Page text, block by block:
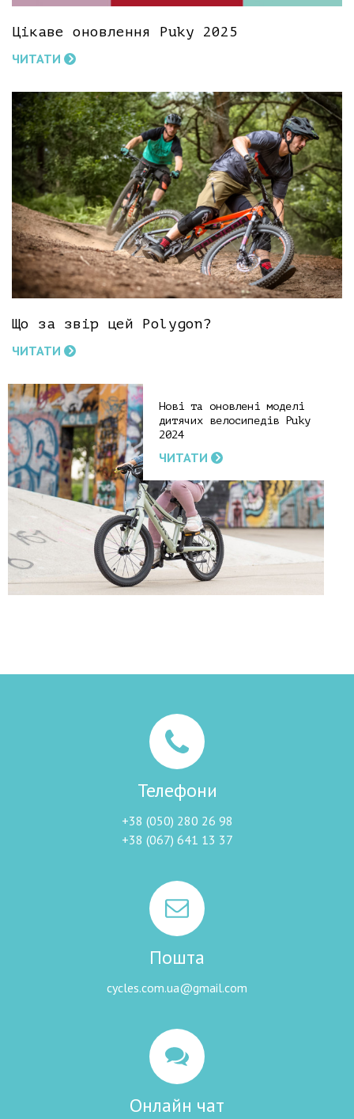
Цікаве оновлення Puky 2025
ЧИТАТИ
Що за звір цей Polygon?
ЧИТАТИ
Нові та оновлені моделі
дитячих велосипедів Puky
2024
ЧИТАТИ
Телефони
+38 (050) 280 26 98
+38 (067) 641 13 37
Пошта
cycles.com.ua@gmail.com
Онлайн чат